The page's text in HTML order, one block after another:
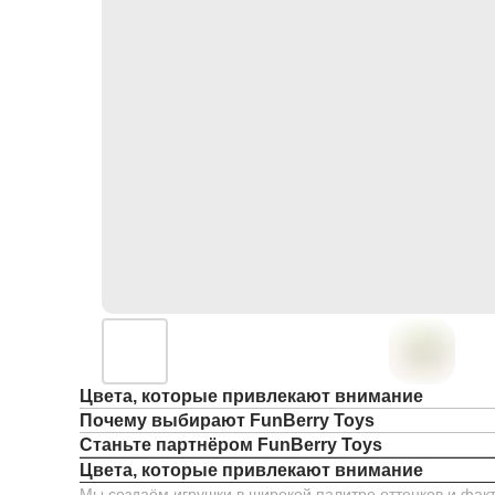
Цвета, которые привлекают внимание
Почему выбирают FunBerry Toys
Станьте партнёром FunBerry Toys
Цвета, которые привлекают внимание